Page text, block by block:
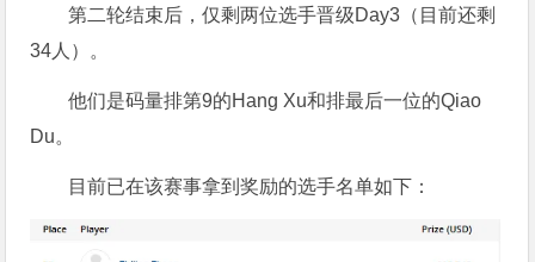
第二轮结束后，仅剩两位选手晋级Day3（目前还剩
34人）。
他们是码量排第9的Hang Xu和排最后一位的Qiao
Du。
目前已在该赛事拿到奖励的选手名单如下：